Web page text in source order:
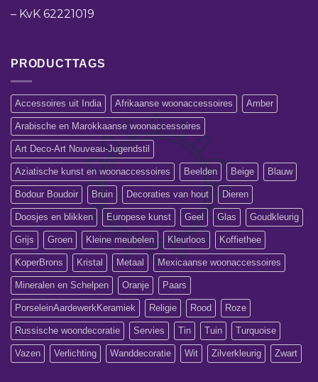
– KvK 62221019
PRODUCTTAGS
Accessoires uit India Afrikaanse woonaccessoires Amber
Arabische en Marokkaanse woonaccessoires
Art Deco-Art Nouveau-Jugendstil
Aziatische kunst en woonaccessoires Beelden Beige Blauw
Bodour Boudoir Bruin Decoraties van hout Dieren
Doosjes en blikken Europese kunst Geel Glas Goudkleurig
Grijs Groen Kleine meubelen Kleurloos Koffiethee
KoperBrons Kristal Metaal Mexicaanse woonaccessoires
Mineralen en Schelpen Oranje Paars
PorseleinAardewerkKeramiek Religie Rood Roze
Russische woondecoratie Servies Tin Tuin Turquoise
Vazen Verlichting Wanddecoratie Wit Zilverkleurig Zwart